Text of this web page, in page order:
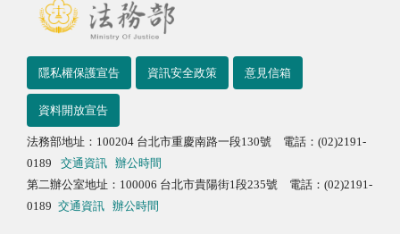
隱私權保護宣告 資訊安全政策 意見信箱
資料開放宣告
法務部地址：100204 台北市重慶南路一段130號 電話：(02)2191-
0189
交通資訊
辦公時間
第二辦公室地址：100006 台北市貴陽街1段235號 電話：(02)2191-
0189 交通資訊 辦公時間